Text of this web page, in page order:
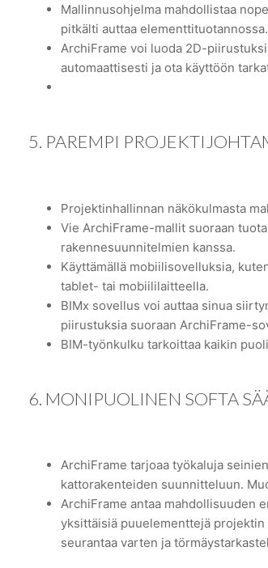
Mallinnusohjelma mahdollistaa
pitkälti auttaa elementtituotannossa.
ArchiFrame voi luoda 2D-
automaattisesti ja ota käyttöön
5. PAREMPI
Projektinhallinnan näkökulmasta
Vie ArchiFrame-mallit suoraan
rakennesuunnitelmien kanssa.
Käyttämällä mobiilisovelluksia,
tablet- tai mobiililaitteella.
BIMx sovellus voi auttaa sinua
piirustuksia suoraan ArchiFrame-
BIM-työnkulku tarkoittaa kaikin
6. MONIPUOLINEN SOFTA
ArchiFrame tarjoaa työkaluja
kattorakenteiden suunnitteluun.
ArchiFrame antaa mahdollisuuden
yksittäisiä puuelementtejä
seurantaa varten ja